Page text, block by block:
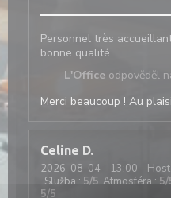
Personnel très
bonne qualité
L'Office odpověděl
Merci beaucoup ! Au
Celine D
2026-08-04 - 13:00 -
Služba : 5/5 Atmosféra : 5/
5/5